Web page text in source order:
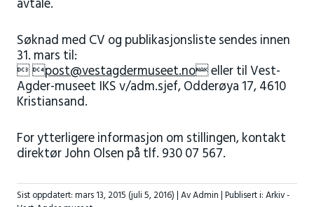
avtale.
Søknad med CV og publikasjonsliste sendes innen
31. mars til:
 post@vestagdermuseet.no eller til Vest-
Agder-museet IKS v/adm.sjef, Odderøya 17, 4610
Kristiansand.
For ytterligere informasjon om stillingen, kontakt
direktør John Olsen på tlf. 930 07 567.
Sist oppdatert:mars 13, 2015 (juli 5, 2016)| Av Admin |Publisert i:Arkiv -